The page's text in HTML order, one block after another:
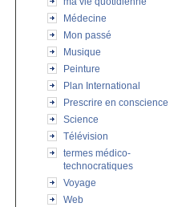
Médecine
Mon passé
Musique
Peinture
Plan International
Prescrire en conscience
Science
Télévision
termes médico-
technocratiques
Voyage
Web